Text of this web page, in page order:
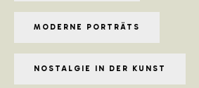
MODERNE PORTRÄTS
NOSTALGIE IN DER KUNST